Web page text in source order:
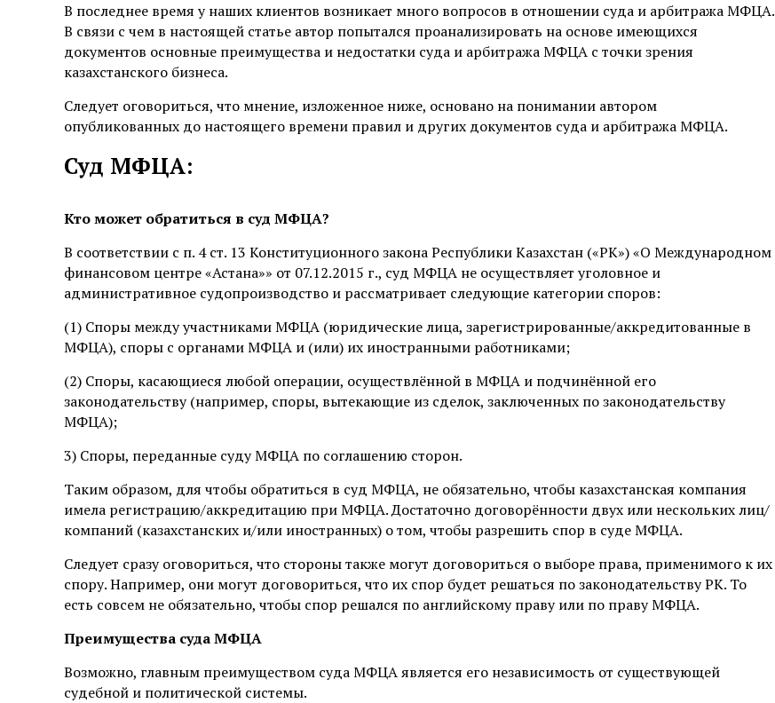
В последнее время у наших клиентов возникает много вопросов в отношении суда и арбитража МФЦА.
В связи с чем в настоящей статье автор попытался проанализировать на основе имеющихся
документов основные преимущества и недостатки суда и арбитража МФЦА с точки зрения
казахстанского бизнеса.
Следует оговориться, что мнение, изложенное ниже, основано на понимании автором
опубликованных до настоящего времени правил и других документов суда и арбитража МФЦА.
Суд МФЦА:
Кто может обратиться в суд МФЦА?
В соответствии с п. 4 ст. 13 Конституционного закона Республики Казахстан («РК») «О Международном
финансовом центре «Астана»» от 07.12.2015 г., суд МФЦА не осуществляет уголовное и
административное судопроизводство и рассматривает следующие категории споров:
(1) Споры между участниками МФЦА (юридические лица, зарегистрированные/аккредитованные в
МФЦА), споры с органами МФЦА и (или) их иностранными работниками;
(2) Споры, касающиеся любой операции, осуществлённой в МФЦА и подчинённой его
законодательству (например, споры, вытекающие из сделок, заключенных по законодательству
МФЦА);
3) Споры, переданные суду МФЦА по соглашению сторон.
Таким образом, для чтобы обратиться в суд МФЦА, не обязательно, чтобы казахстанская компания
имела регистрацию/аккредитацию при МФЦА. Достаточно договорённости двух или нескольких лиц/
компаний (казахстанских и/или иностранных) о том, чтобы разрешить спор в суде МФЦА.
Следует сразу оговориться, что стороны также могут договориться о выборе права, применимого к их
спору. Например, они могут договориться, что их спор будет решаться по законодательству РК. То
есть совсем не обязательно, чтобы спор решался по английскому праву или по праву МФЦА.
Преимущества суда МФЦА
Возможно, главным преимуществом суда МФЦА является его независимость от существующей
судебной и политической системы.